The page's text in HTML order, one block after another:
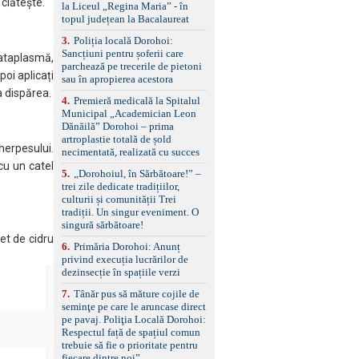
aplicați
un catel
de cidru
panoramică, geamuri
spate fumurii Carlig de
remorcare Bonus: -
Covorașe textile montate
pe mașină. -Ofer și un
set de covorașe din
împreună cu un set de
anvelope de iarnă.
la Liceul „Regina Maria” - în
topul județean la Bacalaureat
3. Poliția locală Dorohoi:
Sancțiuni pentru șoferii care
parchează pe trecerile de pietoni
sau în apropierea acestora
4. Premieră medicală la Spitalul
Municipal „Academician Leon
Dănăilă” Dorohoi – prima
artroplastie totală de șold
necimentată, realizată cu succes
5.
„Dorohoiul, în Sărbătoare!” –
trei zile dedicate tradițiilor,
culturii și comunității Trei
tradiții. Un singur eveniment. O
singură sărbătoare!
6. Primăria Dorohoi: Anunț
privind execuția lucrărilor de
dezinsecție în spațiile verzi
7. Tânăr pus să măture cojile de
seminţe pe care le aruncase direct
pe pavaj. Poliţia Locală Dorohoi:
Respectul față de spațiul comun
trebuie să fie o prioritate pentru